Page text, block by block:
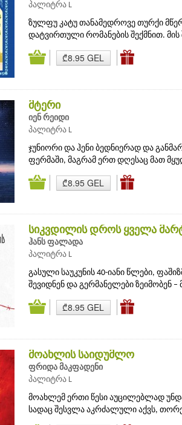
პალიტრა L
ზულფუ კატუ თანამედროვე თურქი
დატვირთული რომანების შექმნით. მის
₾8.95 GEL
მტერი
იენ რეიდი
პალიტრა L
ჯუნიორი და ჰენი ბედნიერად და
ფერმაში, მაგრამ ერთ დღესაც მათ
₾8.95 GEL
სიკვდილის დროს ყველა
ჰანს ფალადა
პალიტრა L
გასული საუკუნის 40-იანი წლები,
შევიდნენ და გერმანელები ზეიმობენ –
₾8.95 GEL
მოახლის საიდუმლო
ფრიდა მაკფადენი
პალიტრა L
მოახლემ ერთი წესი აუცილებლად
სადაც შესვლა აკრძალული აქვს,